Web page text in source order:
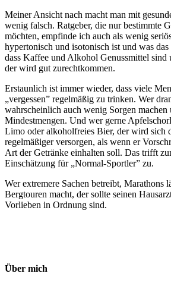
Meiner Ansicht nach macht man mit
wenig falsch. Ratgeber, die nur bestimmte
möchten, empfinde ich auch als wenig
hypertonisch und isotonisch ist und was
dass Kaffee und Alkohol Genussmittel sind
der wird gut zurechtkommen.
Erstaunlich ist immer wieder, dass viele
„vergessen” regelmäßig zu trinken. Wer
wahrscheinlich auch wenig Sorgen machen
Mindestmengen. Und wer gerne
Limo oder alkoholfreies Bier, der wird sich
regelmäßiger versorgen, als wenn er
Art der Getränke einhalten soll. Das trifft
Einschätzung für „Normal-Sportler” zu.
Wer extremere Sachen betreibt, Marathons
Bergtouren macht, der sollte seinen
Vorlieben in Ordnung sind.
Über mich